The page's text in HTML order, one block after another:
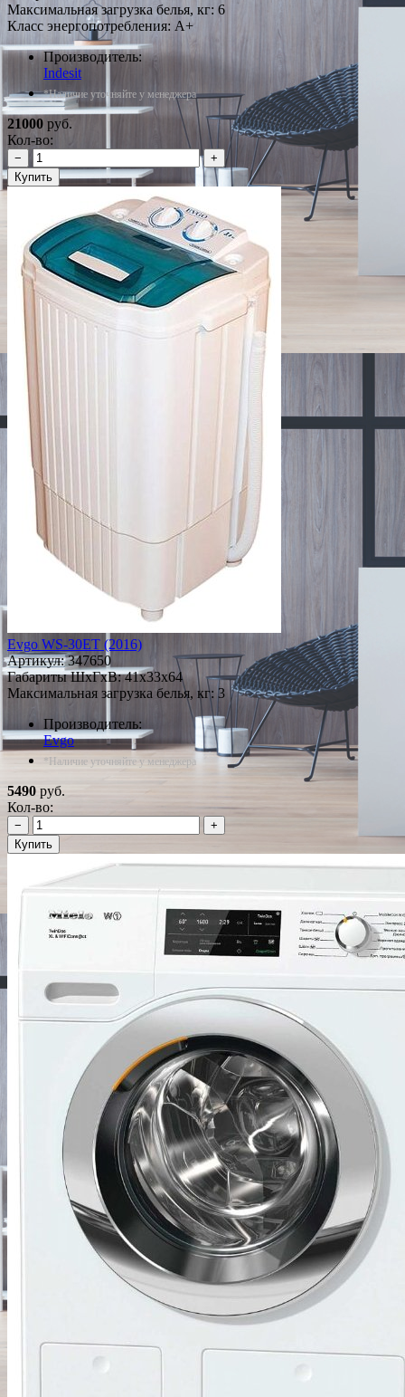
Максимальная загрузка белья, кг: 6
Класс энергопотребления: A+
Производитель:
Indesit
*Наличие уточняйте у менеджера
21000 руб.
Кол-во:
−
+
Купить
Evgo WS-30ET (2016)
Артикул:347650
Габариты ШxГxВ: 41x33x64
Максимальная загрузка белья, кг: 3
Производитель:
Evgo
*Наличие уточняйте у менеджера
5490 руб.
Кол-во:
−
+
Купить